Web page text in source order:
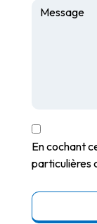
En cochant
particulières